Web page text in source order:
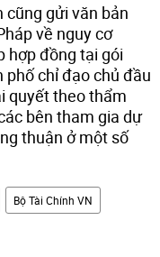
cũng gửi văn bản
về nguy cơ
hợp đồng tại gói
chỉ đạo chủ đầu
quyết theo thẩm
bên tham gia dự
thuận ở một số
Bộ Tài Chính VN